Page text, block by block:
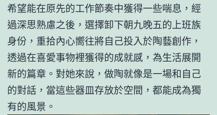
希望能在原先的工作節奏中獲得一些喘息，經
過深思熟慮之後，選擇卸下朝九晚五的上班族
身份，重拾內心嚮往將自己投入於陶藝創作，
透過在喜愛事物裡獲得的成就感，為生活展開
新的篇章。對她來說，做陶就像是一場和自己
的對話，當這些器皿存放於空間，都能成為獨
有的風景。